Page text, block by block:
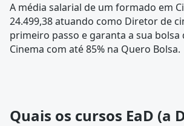
A média salarial de um formado em
24.499,38 atuando como Diretor de
primeiro passo e garanta a sua bolsa
Cinema com até 85% na Quero Bolsa.
Quais os cursos EaD (a